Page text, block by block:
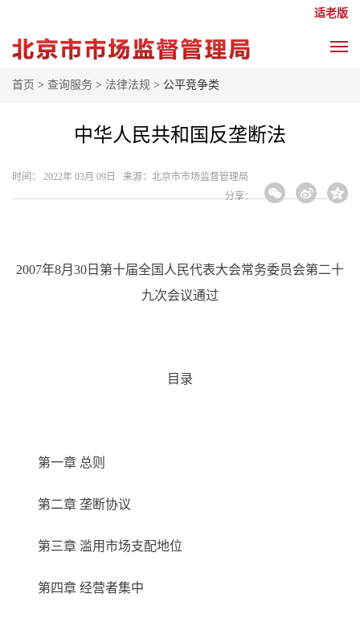
适老版
首页 > 查询服务 > 法律法规 > 公平竞争类
中华人民共和国反垄断法
时间： 2022年 03月 09日 来源： ​北京市市场监督管理局
分享：
2007年8月30日第十届全国人民代表大会常务委员会第二十
九次会议通过
目录
第一章 总则
第二章 垄断协议
第三章 滥用市场支配地位
第四章 经营者集中